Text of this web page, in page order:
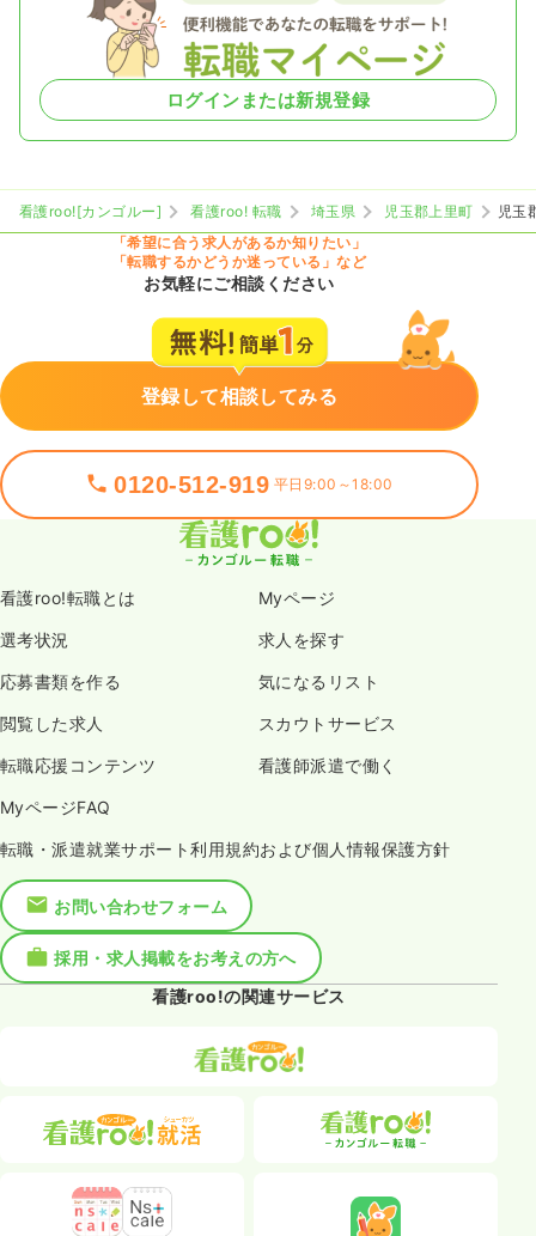
ログインまたは新規登録
看護roo![カンゴルー] 看護roo! 転職 埼玉県 児玉郡上里町
児玉
「希望に合う求人があるか知りたい」
「転職するかどうか迷っている」など
お気軽にご相談ください
登録して相談してみる
0120-512-919 平日9:00～18:00
看護roo!転職とは Myページ
選考状況 求人を探す
応募書類を作る 気になるリスト
閲覧した求人 スカウトサービス
転職応援コンテンツ 看護師派遣で働く
MyページFAQ
転職・派遣就業サポート利用規約および個人情報保護方針
お問い合わせフォーム
採用・求人掲載をお考えの方へ
看護roo!の関連サービス